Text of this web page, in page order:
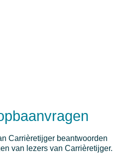
Carrièretijger beantwoorden
van lezers van Carrièretijger.